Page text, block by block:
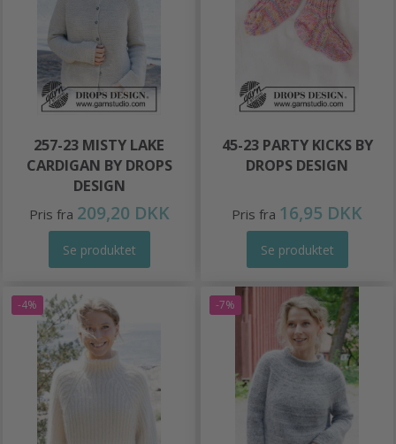
257-23 MISTY LAKE
CARDIGAN BY DROPS
DESIGN
Pris fra 209,20 DKK
Se produktet
45-23 PARTY KICKS BY
DROPS DESIGN
Pris fra 16,95 DKK
Se produktet
-4% -7%